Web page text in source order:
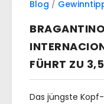
Blog /
FÜHRT ZU
Das jüngste